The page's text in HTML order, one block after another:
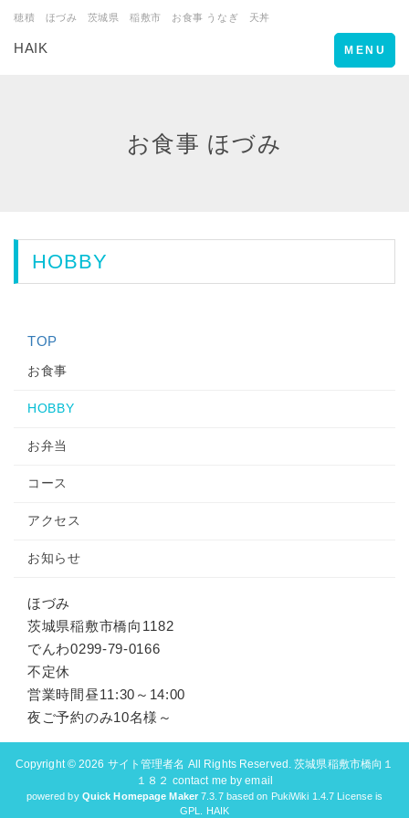
穂積 ほづみ 茨城県 稲敷市 お食事 うなぎ 天丼
HAIK
Toggle
navigation
MENU
お食事 ほづみ
HOBBY
TOP
お食事
HOBBY
お弁当
コース
アクセス
お知らせ
ほづみ
茨城県稲敷市橋向1182
でんわ0299-79-0166
不定休
営業時間昼11:30～14:00
夜ご予約のみ10名様～
Copyright © 2026 サイト管理者名 All Rights Reserved. 茨城県稲敷市橋向１
１８２ contact me by email
powered by Quick Homepage Maker7.3.7 based on PukiWiki 1.4.7 License is
GPL.
HAIK